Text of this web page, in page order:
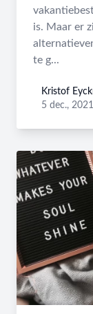
is. Maar er
te g...
Kristof
Kristof
5 dec., 2021